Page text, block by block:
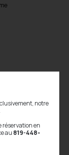
fit, yoga actif,
notre
réservation en
au 819-448-